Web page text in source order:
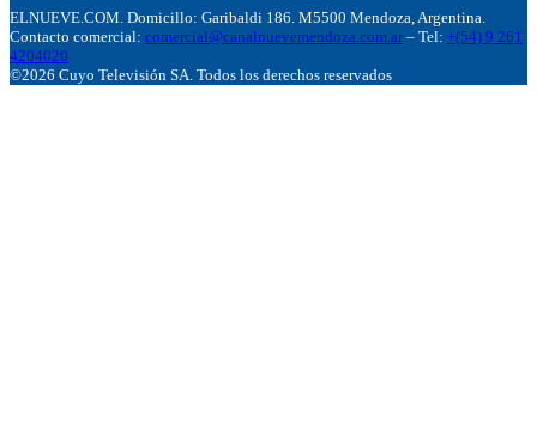
ELNUEVE.COM. Domicillo: Garibaldi 186. M5500 Mendoza, Argentina.
Contacto comercial: comercial@canalnuevemendoza.com.ar – Tel: +(54) 9 261
4204020
©2026 Cuyo Televisión SA. Todos los derechos reservados